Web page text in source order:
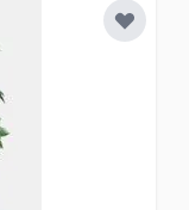
Zur